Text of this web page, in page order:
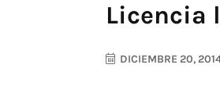
Licencia
DICIEMBRE 20,